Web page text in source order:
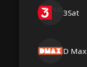
3Sat
D Max